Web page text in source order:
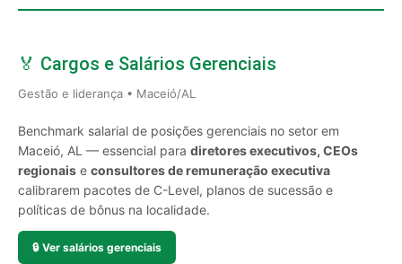
🏅 Cargos e Salários Gerenciais
Gestão e liderança • Maceió/AL
Benchmark salarial de posições gerenciais no setor em
Maceió, AL — essencial para diretores executivos, CEOs
regionais e consultores de remuneração executiva
calibrarem pacotes de C-Level, planos de sucessão e
políticas de bônus na localidade.
🔒 Ver salários gerenciais